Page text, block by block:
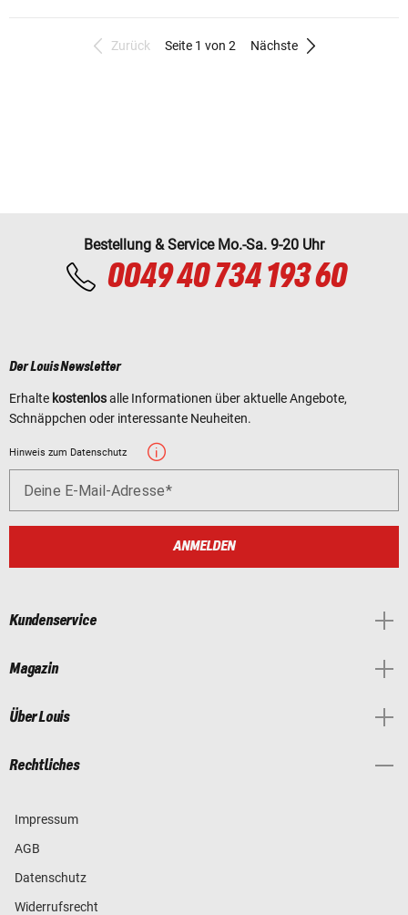
Zurück Seite 1 von 2 Nächste
Bestellung & Service Mo.-Sa. 9-20 Uhr
0049 40 734 193 60
Der Louis Newsletter
Erhalte kostenlosalle Informationen über aktuelle Angebote,
Schnäppchen oder interessante Neuheiten.
Hinweis zum Datenschutz
Deine E-Mail-Adresse
ANMELDEN
Kundenservice
Magazin
Über Louis
Rechtliches
Impressum
AGB
Datenschutz
Widerrufsrecht